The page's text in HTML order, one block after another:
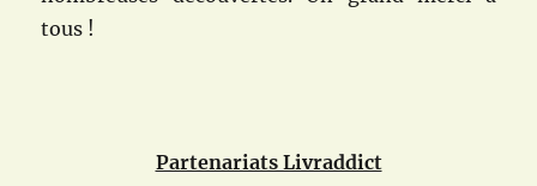
tous !
Partenariats Livraddict